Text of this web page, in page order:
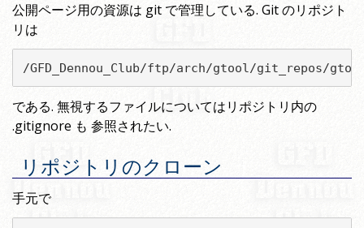
公開ページ用の資源は git で管理している. Git のリポジト
リは
/GFD_Dennou_Club/ftp/arch/gtool/git_repos/
である. 無視するファイルについてはリポジトリ内の
.gitignore も 参照されたい.
リポジトリのクローン
手元で